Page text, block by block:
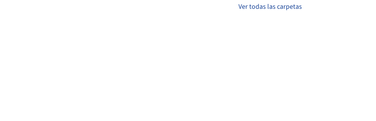
Ver todas las carpetas